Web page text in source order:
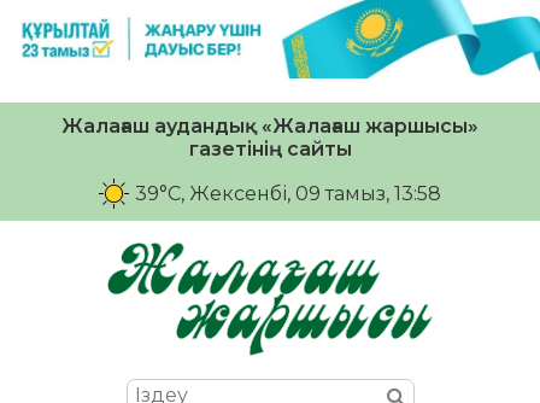
Жалағаш аудандық «Жалағаш жаршысы»
газетінің сайты
39°C, Жексенбі, 09 тамыз, 13:58